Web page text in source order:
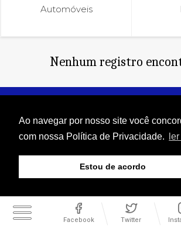
Ao navegar por nosso site você
com nossa Política de Privacidade.
Estou de acordo
Facebook Twitter
Automóveis
Nenhum registro
© Copyright 2026 - Jornal do Interior -
reservados